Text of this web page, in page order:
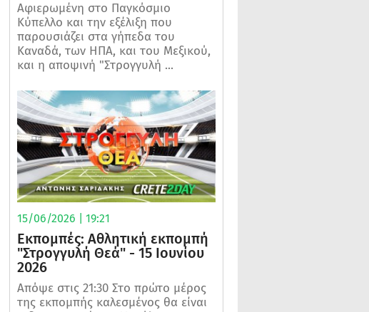
Αφιερωμένη στο Παγκόσμιο
Κύπελλο και την εξέλιξη που
παρουσιάζει στα γήπεδα του
Καναδά, των ΗΠΑ, και του Μεξικού,
και η αποψινή "Στρογγυλή ...
15/06/2026 | 19:21
Εκπομπές: Αθλητική εκπομπή
"Στρογγυλή Θεά" - 15 Ιουνίου
2026
Απόψε στις 21:30 Στο πρώτο μέρος
της εκπομπής καλεσμένος θα είναι